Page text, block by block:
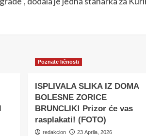
Poznate ličnosti
ISPLIVALA SLIKA IZ DOMA
BOLESNE ZORICE
BRUNCLIK! Prizor će vas
rasplakati! (FOTO)
redakcion 23 Aprila, 2026